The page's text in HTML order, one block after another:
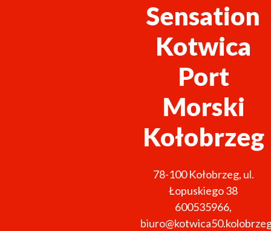
Sensation
Kotwica
Port
Morski
Kołobrzeg
78-100 Kołobrzeg, ul.
Łopuskiego 38
600535966,